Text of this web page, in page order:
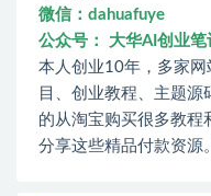
微信：dahuafuye
公众号： 大华AI创业笔
本人创业10年，多家网
目、创业教程、主题
的从淘宝购买很多教程
分享这些精品付款资源。